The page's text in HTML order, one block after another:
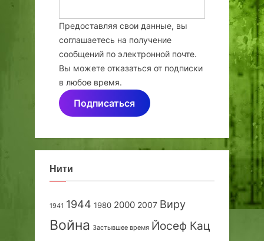
Предоставляя свои данные, вы
соглашаетесь на получение
сообщений по электронной почте.
Вы можете отказаться от подписки
в любое время.
Подписаться
Нити
1941 1944 1980 2000 2007 Виру
Война Застывшее время Йосеф Кац